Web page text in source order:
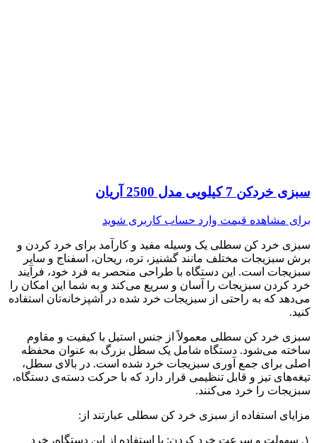
سبزی خردکن 7 کیلویی مدل 2500 آریان
برای مشاهده قیمت وارد حساب کاربری شوید
سبزی خرد کن سطلی یک وسیله مفید و کارآمد برای خرد کردن و
برش سبزیجات مختلف مانند گشنیز، تره، ریحان، اسفناج و سایر
سبزیجات است. این دستگاه با طراحی منحصر به فرد خود، فرآیند
خرد کردن سبزیجات را آسان و سریع می‌کند و به شما این امکان را
می‌دهد که به راحتی از سبزیجات خرد شده در آشپزخانه‌تان استفاده
کنید.
سبزی خرد کن سطلی معمولاً از جنس استیل با کیفیت و مقاوم
ساخته می‌شود. دستگاه شامل یک سطل بزرگ به عنوان محفظه
اصلی برای جمع آوری سبزیجات خرد شده است. در بالای سطل،
تیغه‌های تیز و قابل تنظیمی قرار دارد که با حرکت دسته‌ی دستگاه،
سبزیجات را خرد می‌کنند.
مزایای استفاده از سبزی خرد کن سطلی عبارتند از:
۱. سهولت و سرعت خرد کردن: با استفاده از این دستگاه، خرد